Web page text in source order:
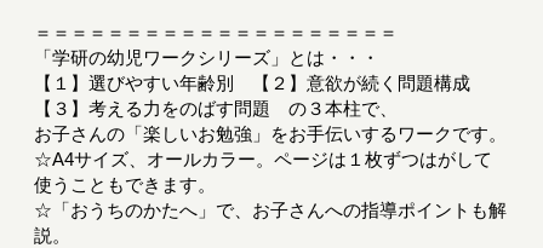
＝＝＝＝＝＝＝＝＝＝＝＝＝＝＝＝＝＝＝＝
「学研の幼児ワークシリーズ」とは・・・
【１】選びやすい年齢別 【２】意欲が続く問題構成
【３】考える力をのばす問題 の３本柱で、
お子さんの「楽しいお勉強」をお手伝いするワークです。
☆A4サイズ、オールカラー。ページは１枚ずつはがして
使うこともできます。
☆「おうちのかたへ」で、お子さんへの指導ポイントも解
説。